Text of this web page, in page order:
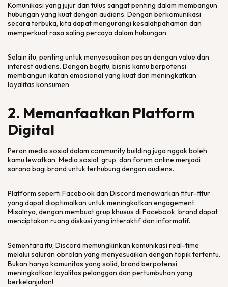
Komunikasi yang jujur dan tulus sangat penting dalam membangun
hubungan yang kuat dengan audiens. Dengan berkomunikasi
secara terbuka, kita dapat mengurangi kesalahpahaman dan
memperkuat rasa saling percaya dalam hubungan.
Selain itu, penting untuk menyesuaikan pesan dengan value dan
interestaudiens. Dengan begitu, bisnis kamu berpotensi
membangun ikatan emosional yang kuat dan meningkatkan
loyalitas konsumen
2. Memanfaatkan Platform
Digital
Peran media sosial dalam community building juga nggak boleh
kamu lewatkan. Media sosial, grup, dan forum online menjadi
sarana bagi branduntuk terhubung dengan audiens.
Platform seperti Facebook dan Discord menawarkan fitur-fitur
yang dapat dioptimalkan untuk meningkatkan engagement.
Misalnya, dengan membuat grup khusus di Facebook, branddapat
menciptakan ruang diskusi yang interaktif dan informatif.
Sementara itu, Discord memungkinkan komunikasi real-time
melalui saluran obrolan yang menyesuaikan dengan topik tertentu.
Bukan hanya komunitas yang solid, brandberpotensi
meningkatkan loyalitas pelanggan dan pertumbuhan yang
berkelanjutan!